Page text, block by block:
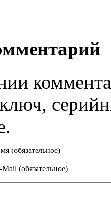
(обязательное)
Mail (обязательное)